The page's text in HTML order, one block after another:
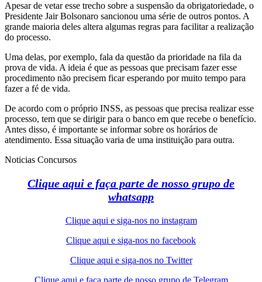
Apesar de vetar esse trecho sobre a suspensão da obrigatoriedade, o
Presidente Jair Bolsonaro sancionou uma série de outros pontos. A
grande maioria deles altera algumas regras para facilitar a realização
do processo.
Uma delas, por exemplo, fala da questão da prioridade na fila da
prova de vida. A ideia é que as pessoas que precisam fazer esse
procedimento não precisem ficar esperando por muito tempo para
fazer a fé de vida.
De acordo com o próprio INSS, as pessoas que precisa realizar esse
processo, tem que se dirigir para o banco em que recebe o benefício.
Antes disso, é importante se informar sobre os horários de
atendimento. Essa situação varia de uma instituição para outra.
Noticias Concursos
Clique aqui e faça parte de nosso grupo de
whatsapp
Clique aqui e siga-nos no instagram
Clique aqui e siga-nos no facebook
Clique aqui e siga-nos no Twitter